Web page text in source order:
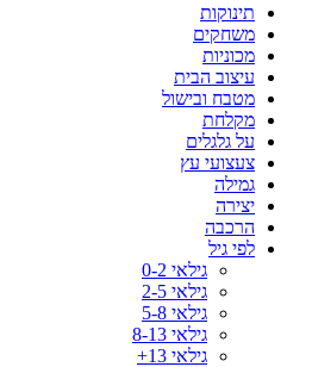
תינוקות
משחקים
מכוניות
עיצוב הבית
מטבח ובישול
מקלחת
על גלגלים
צעצועי עץ
גמילה
יצירה
הרכבה
לפי גיל
גילאי 0-2
גילאי 2-5
גילאי 5-8
גילאי 8-13
גילאי 13+